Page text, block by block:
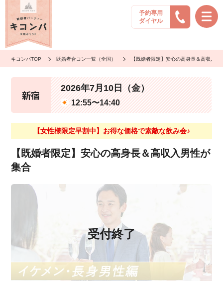
予約専用
ダイヤル
キコンパTOP 既婚者合コン一覧（全国） 【既婚者限定】安心の高身長＆高収入男
新宿
2026年7月10日（金）
12:55〜14:40
【女性様限定早割中】お得な価格で素敵な飲み会♪
【既婚者限定】安心の高身長＆高収入男性が
集合
受付終了